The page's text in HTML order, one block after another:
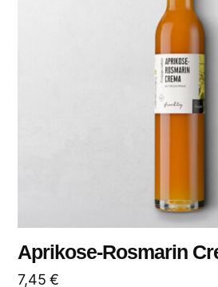
Aprikose-Rosmarin
7,45€